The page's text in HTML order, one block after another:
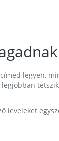
legyen,
leveleket